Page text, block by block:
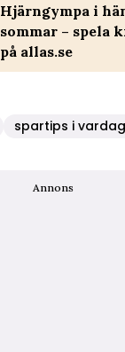
Hjärngympa i
sommar – spela
på allas.se
spartips i
Annons